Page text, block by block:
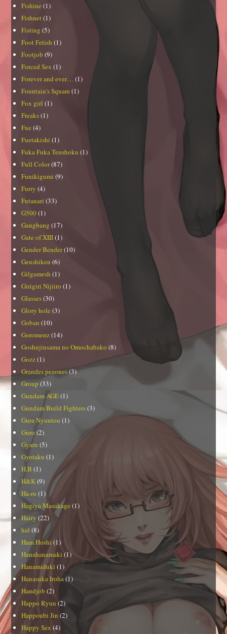
Fishine (1)
Fishnet(1)
Fisting (5)
Foot Fetish (1)
Footjob (9)
Forced Sex (1)
Forever and ever… (1)
Fountain's Square (1)
Fox girl (1)
Freaks(1)
Fue (4)
Fuetakishi (1)
Fuka Fuka Tenshoku (1)
Full Color(87)
Funikigumi (9)
Furry (4)
Futanari (33)
G500 (1)
Gangbang (17)
Gate of XIII(1)
Gender Bender(10)
Genshiken (6)
Gilgamesh (1)
Girigiri Nijiiro (1)
Glasses(30)
Glory hole (3)
Goban (10)
Goromenz(14)
Goshujinsama no Omochabako (8)
Gozz(1)
Grandes pezones(3)
Group (33)
Gundam AGE(1)
Gundam Build Fighters(3)
Gura Nyuutou (1)
Guro (2)
Gyaru (5)
Gyotaku (1)
H.B (1)
H&K(9)
Ha-ru (1)
Hagiya Masakage (1)
Hairy (22)
hal (8)
Ham Hoshi(1)
Hanahanamaki (1)
Hanamiduki (1)
Hanasuka Iroha(1)
Handjob (2)
Happo Ryuu (2)
Happoubi Jin (2)
Happy Sex (4)